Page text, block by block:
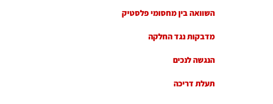
השוואה בין מחסומי פלסטיק
מדבקות נגד החלקה
הנגשה לנכים
תעלת דריכה